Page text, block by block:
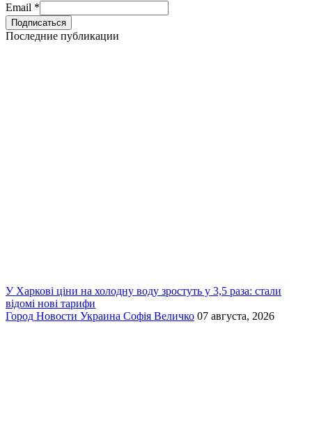
Email *
Последние публикации
У Харкові ціни на холодну воду зростуть у 3,5 раза: стали
відомі нові тарифи
Город Новости Украина Софія Величко 07 августа, 2026